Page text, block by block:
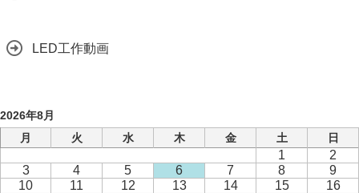
LED工作動画
2026年8月
月
火 水 木 金 土 日
1
2
3
4 5 6 7 8
9
10
11 12 13 14 15
16